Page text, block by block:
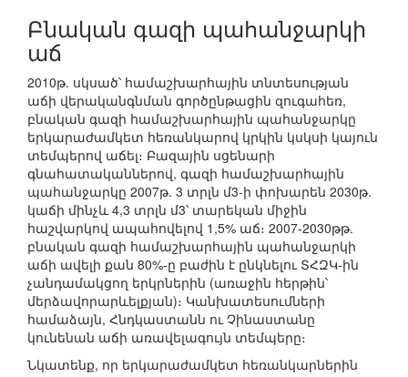
Բնական գազի պահանջարկի
աճ
2010թ. սկսած՝ համաշխարհային տնտեսության
աճի վերականգնման գործընթացին զուգահեռ,
բնական գազի համաշխարհային պահանջարկը
երկարաժամկետ հեռանկարով կրկին կսկսի կայուն
տեմպերով աճել։ Բազային սցենարի
գնահատականներով, գազի համաշխարհային
պահանջարկը 2007թ. 3 տրլն մ3-ի փոխարեն 2030թ.
կաճի մինչև 4,3 տրլն մ3՝ տարեկան միջին
հաշվարկով ապահովելով 1,5% աճ։ 2007-2030թթ.
բնական գազի համաշխարհային պահանջարկի
աճի ավելի քան 80%-ը բաժին է ընկնելու ՏՀԶԿ-ին
չանդամակցող երկրներին (առաջին հերթին՝
մերձավորարևելքյան)։ Կանխատեսումների
համաձայն, Հնդկաստանն ու Չինաստանը
կունենան աճի առավելագույն տեմպերը։
Նկատենք, որ երկարաժամկետ հեռանկարներին